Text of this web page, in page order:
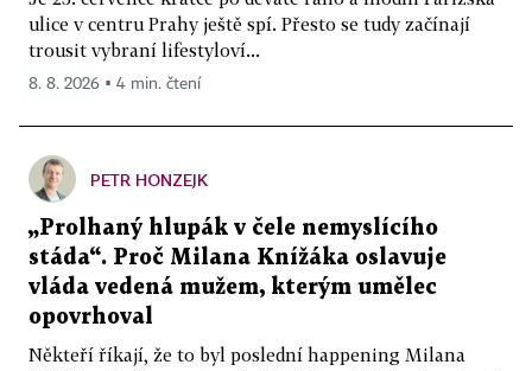
ulice v centru Prahy ještě spí. Přesto se tudy začínají
trousit vybraní lifestyloví...
8. 8. 2026 ▪ 4 min. čtení
PETR HONZEJK
„Prolhaný hlupák v čele nemyslícího
stáda“. Proč Milana Knížáka oslavuje
vláda vedená mužem, kterým umělec
opovrhoval
Někteří říkají, že to byl poslední happening Milana